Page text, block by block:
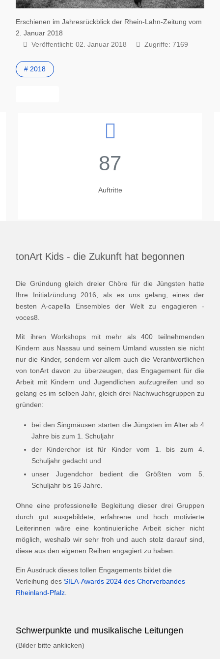
Erschienen im Jahresrückblick der Rhein-Lahn-Zeitung vom
2. Januar 2018
Veröffentlicht: 02. Januar 2018
Zugriffe: 7169
# 2018
87
Auftritte
tonArt Kids - die Zukunft hat begonnen
Die Gründung gleich dreier Chöre für die Jüngsten hatte
Ihre Initialzündung 2016, als es uns gelang, eines der
besten A-capella Ensembles der Welt zu engagieren -
voces8.
Mit ihren Workshops mit mehr als 400 teilnehmenden
Kindern aus Nassau und seinem Umland wussten sie nicht
nur die Kinder, sondern vor allem auch die Verantwortlichen
von tonArt davon zu überzeugen, das Engagement für die
Arbeit mit Kindern und Jugendlichen aufzugreifen und so
gelang es im selben Jahr, gleich drei Nachwuchsgruppen zu
gründen:
bei den Singmäusen starten die Jüngsten im Alter ab 4
Jahre bis zum 1. Schuljahr
der Kinderchor ist für Kinder vom 1. bis zum 4.
Schuljahr gedacht und
unser Jugendchor bedient die Größten vom 5.
Schuljahr bis 16 Jahre.
Ohne eine professionelle Begleitung dieser drei Gruppen
durch gut ausgebildete, erfahrene und hoch motivierte
Leiterinnen wäre eine kontinuierliche Arbeit sicher nicht
möglich, weshalb wir sehr froh und auch stolz darauf sind,
diese aus den eigenen Reihen engagiert zu haben.
Ein Ausdruck dieses tollen Engagements bildet die
Verleihung des SILA-Awards 2024 des Chorverbandes
Rheinland-Pfalz
Schwerpunkte und musikalische Leitungen
(Bilder bitte anklicken)